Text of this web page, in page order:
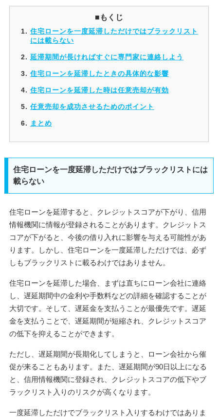
■もくじ
住宅ローンを一度延滞しただけではブラックリスト
には載らない
延滞期間が長ければすぐに専門家に連絡しよう
住宅ローンを延滞したときの具体的な影響
住宅ローンを延滞した時は任意売却が有効
任意売却を成功させるためのポイント
まとめ
住宅ローンを一度延滞しただけではブラックリストには
載らない
住宅ローンを延滞すると、クレジットスコアが下がり、信用
情報機関に情報が登録されることがあります。クレジットス
コアが下がると、今後の借り入れに影響を与える可能性があ
ります。しかし、住宅ローンを一度延滞しただけでは、必ず
しもブラックリストに載るわけではありません。
住宅ローンを延滞した場合、まずは直ちにローン会社に連絡
し、遅延期間中の金利や手数料などの詳細を確認することが
大切です。そして、遅延金を支払うことが最優先です。遅延
金を支払うことで、遅延期間が短縮され、クレジットスコア
の低下を抑えることができます。
ただし、遅延期間が長期化してしまうと、ローン会社から催
促が来ることもあります。また、遅延期間が90日以上になる
と、信用情報機関に登録され、クレジットスコアの低下やブ
ラックリスト入りのリスクが高くなります。
一度延滞しただけでブラックリスト入りするわけではありま